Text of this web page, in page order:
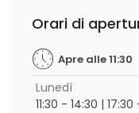
Orari di
Apre alle 11:30
Lunedì
11:30 - 14:30 |